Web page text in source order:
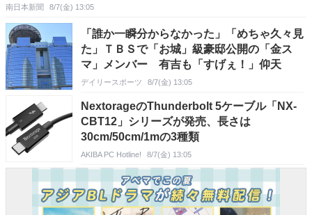
南日本新聞 8/7(金) 13:05
「誰か一瞬分からなかった」「めちゃ久々見
た」ＴＢＳで「お城」級豪邸公開の「金ス
マ」メンバー 有吉も「すげぇ！」仰天
デイリースポーツ 8/7(金) 13:05
NextorageのThunderbolt 5ケーブル「NX-
CBT12」シリーズが発売、長さは
30cm/50cm/1mの3種類
AKIBA PC Hotline! 8/7(金) 13:05